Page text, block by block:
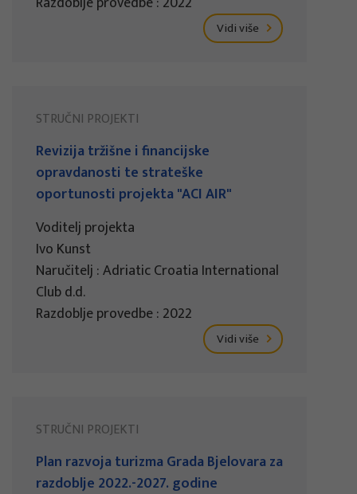
Vidi više
STRUČNI PROJEKTI
Revizija tržišne i financijske
opravdanosti te strateške
oportunosti projekta "ACI AIR"
Voditelj projekta
Ivo Kunst
Naručitelj : Adriatic Croatia International
Club d.d.
Razdoblje provedbe : 2022
Vidi više
STRUČNI PROJEKTI
Plan razvoja turizma Grada Bjelovara za
razdoblje 2022.-2027. godine